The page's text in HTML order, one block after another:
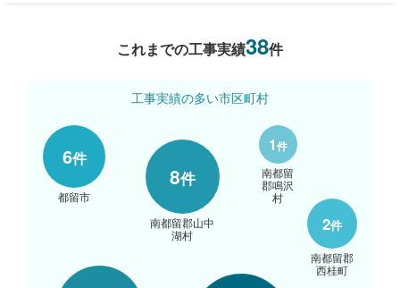
これまでの工事実績38件
8件
南都留郡山中
湖村
6件
都留市
2件
南都留郡
西桂町
1件
南都留
郡鳴沢
村
工事実績の多い市区町村